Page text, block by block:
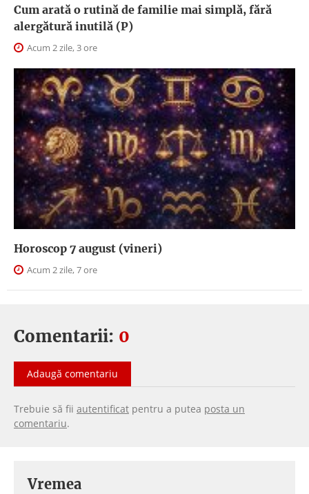
Cum arată o rutină de familie mai simplă, fără
alergătură inutilă (P)
Acum 2 zile, 3 ore
Horoscop 7 august (vineri)
Acum 2 zile, 7 ore
Comentarii: 0
Adaugă comentariu
Trebuie să fii autentificat pentru a putea posta un
comentariu.
Vremea